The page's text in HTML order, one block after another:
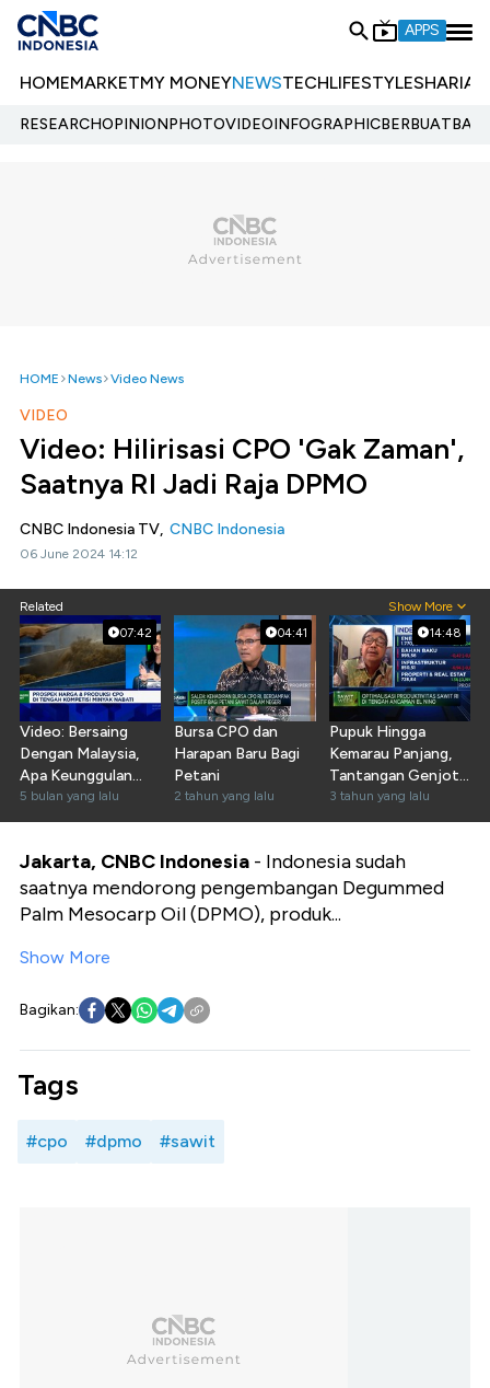
APPS
HOMEMARKETMY MONEYNEWSTECHLIFESTYLESHARIA
RESEARCHOPINIONPHOTOVIDEOINFOGRAPHIC
HOME News Video News
VIDEO
Video: Hilirisasi CPO 'Gak Zaman',
Saatnya RI Jadi Raja DPMO
CNBC Indonesia TV, CNBC Indonesia
06 June 2024 14:12
Related Show More
07:42
Video: Bersaing
Dengan Malaysia,
Apa Keunggulan
Bisnis CPO RI di
2026?
5 bulan yang lalu
04:41
Bursa CPO dan
Harapan Baru Bagi
Petani
2 tahun yang lalu
14:48
Pupuk Hingga
Kemarau Panjang,
Tantangan Genjot
Produksi Sawit
3 tahun yang lalu
Jakarta, CNBC Indonesia - Indonesia sudah
saatnya mendorong pengembangan Degummed
Palm Mesocarp Oil (DPMO), produk...
Show More
Bagikan:
Tags
#cpo #dpmo #sawit